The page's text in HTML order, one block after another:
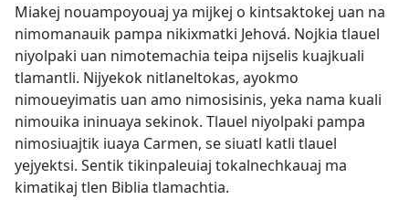
Miakej nouampoyouaj ya mijkej o kintsaktokej uan na
nimomanauik pampa nikixmatki Jehová. Nojkia tlauel
niyolpaki uan nimotemachia teipa nijselis kuajkuali
tlamantli. Nijyekok nitlaneltokas, ayokmo
nimoueyimatis uan amo nimosisinis, yeka nama kuali
nimouika ininuaya sekinok. Tlauel niyolpaki pampa
nimosiuajtik iuaya Carmen, se siuatl katli tlauel
yejyektsi. Sentik tikinpaleuiaj tokalnechkauaj ma
kimatikaj tlen Biblia tlamachtia.